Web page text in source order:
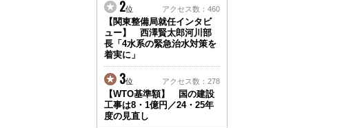
だき、誠に有難うござい
ます。
下記の期間につきまし
て、弊社休業のため情報
更新を停止させていただ
きます。
【期間】５月２日(土)～
５月１０日(日)
上記の期間、情報の更新
がされませんので、ご了
2位 アクセス数：460
【関東整備局就任インタビ
ュー】 西澤賢太郎河川部
長「4水系の緊急治水対策を
着実に」
3位 アクセス数：278
【WTO基準額】 国の建設
工事は8・1億円／24・25年
度の見直し